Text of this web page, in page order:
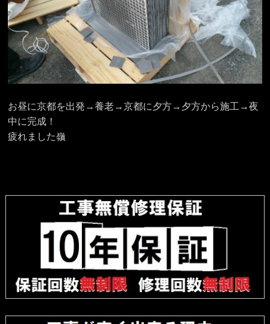
お昼に京都を出発→養老→京都に夕方→夕方から施工→夜
中に完成！
疲れました嶺